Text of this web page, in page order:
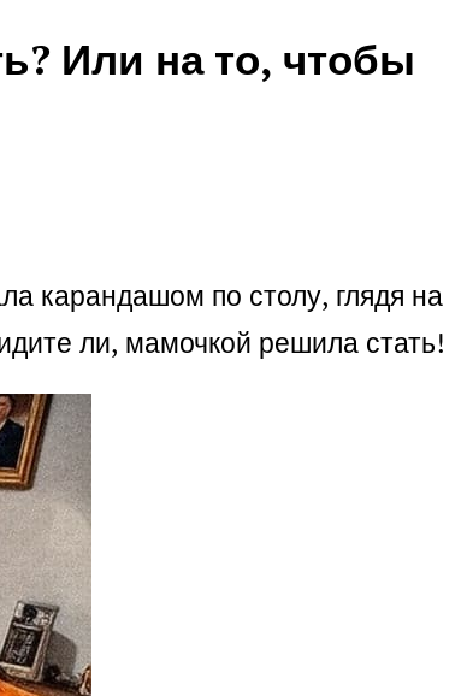
Или на то, чтобы
карандашом по столу, глядя на
ли, мамочкой решила стать!